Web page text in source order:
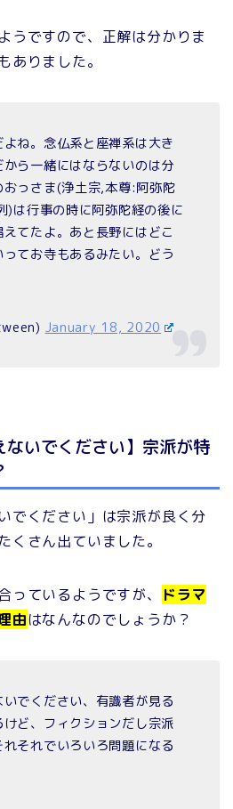
うですので、正解は分かりま
ありました。
ね。念仏系と座禅系は大き
ら一緒にはならないのは分
っさま(浄土宗,本尊:阿弥陀
)は行事の時に阿弥陀経の後に
てたよ。あと長野にはどこ
てお寺もあるみたい。どう
January 18, 2020
ないでください】宗派が特
でください」は宗派が良く分
くさん出ていました。
っているようですが、
ドラマ
由はなんなのでしょうか？
でください、有識者が見る
ど、フィクションだし宗派
それでいろいろ問題になる